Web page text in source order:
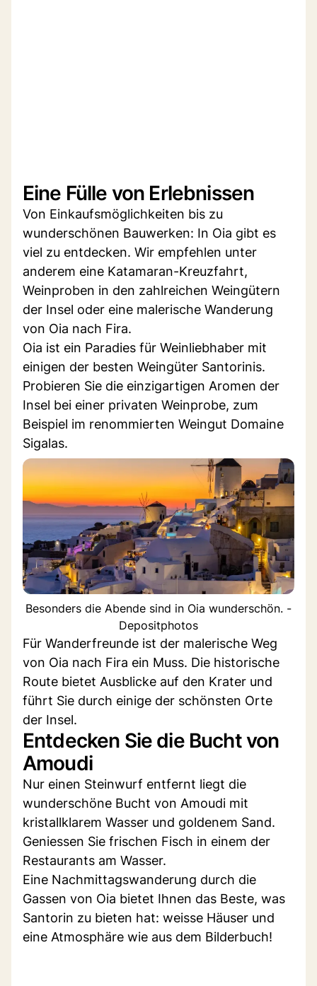
Eine Fülle von Erlebnissen
Von Einkaufsmöglichkeiten bis zu
wunderschönen Bauwerken: In Oia gibt es
viel zu entdecken. Wir empfehlen unter
anderem eine Katamaran-Kreuzfahrt,
Weinproben in den zahlreichen Weingütern
der Insel oder eine malerische Wanderung
von Oia nach Fira.
Oia ist ein Paradies für Weinliebhaber mit
einigen der besten Weingüter Santorinis.
Probieren Sie die einzigartigen Aromen der
Insel bei einer privaten Weinprobe, zum
Beispiel im renommierten Weingut Domaine
Sigalas.
Besonders die Abende sind in Oia wunderschön. -
Depositphotos
Für Wanderfreunde ist der malerische Weg
von Oia nach Fira ein Muss. Die historische
Route bietet Ausblicke auf den Krater und
führt Sie durch einige der schönsten Orte
der Insel.
Entdecken Sie die Bucht von
Amoudi
Nur einen Steinwurf entfernt liegt die
wunderschöne Bucht von Amoudi mit
kristallklarem Wasser und goldenem Sand.
Geniessen Sie frischen Fisch in einem der
Restaurants am Wasser.
Eine Nachmittagswanderung durch die
Gassen von Oia bietet Ihnen das Beste, was
Santorin zu bieten hat: weisse Häuser und
eine Atmosphäre wie aus dem Bilderbuch!